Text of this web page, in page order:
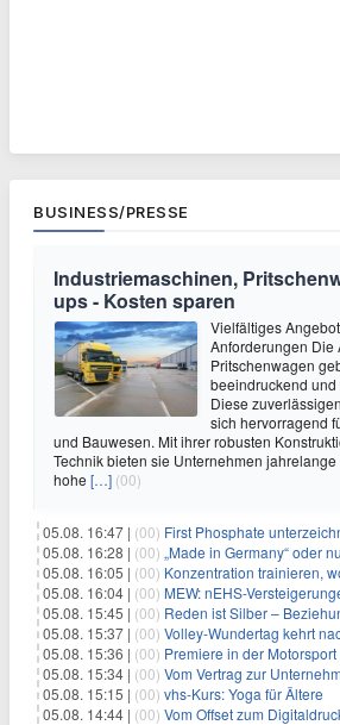
BUSINESS/PRESSE
Industriemaschinen,
ups - Kosten sparen
Vielfältiges
Anforderungen Die
Pritschenwagen
beeindruckend und
Diese
sich hervorragend
und Bauwesen. Mit ihrer robusten
Technik bieten sie Unternehmen
hohe […] (00)
05.08. 16:47 | (00) First Phosphate unterzeichnet Vereinbarungen für nicht zu refundierende Zuwendungen in Höhe von 4,84
05.08. 16:28 | (00) „Made in Germany“ oder nur deutsche Adresse? So
05.08. 16:05 | (00) Konzentration trainieren, wo das Leben stattfindet: Mobile
05.08. 16:04 | (00) MEW: nEHS-Versteigerungen
05.08. 15:45 | (00) Reden ist Silber – Beziehung ist
05.08. 15:37 | (00) Volley-Wundertag kehrt nach Kalkar zurück:
05.08. 15:36 | (00) Premiere in der Motorsport Arena Oschersleben: „Tage des
05.08. 15:34 | (00) Vom Vertrag zur Unternehmenssteuerung: LEGANTA® stellt neues
05.08. 15:15 | (00) vhs-Kurs: Yoga für Ältere
05.08. 14:44 | (00) Vom Offset zum Digitaldruck: Neue